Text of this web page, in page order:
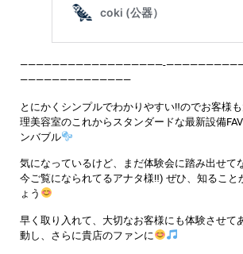
——————————————————-
——————————————
とにかくシンプルでわかりやすい‼︎のでお客様
理美容室のこれからスタンダードな最新設備
ンバブル
気になっているけど、まだ体験会に踏み出せて
今ご覧になられてるアナタ様‼︎) ぜひ、知ること
ょう
早く取り入れて、大切なお客様にも体験させて
動し、さらに貴店のファンに